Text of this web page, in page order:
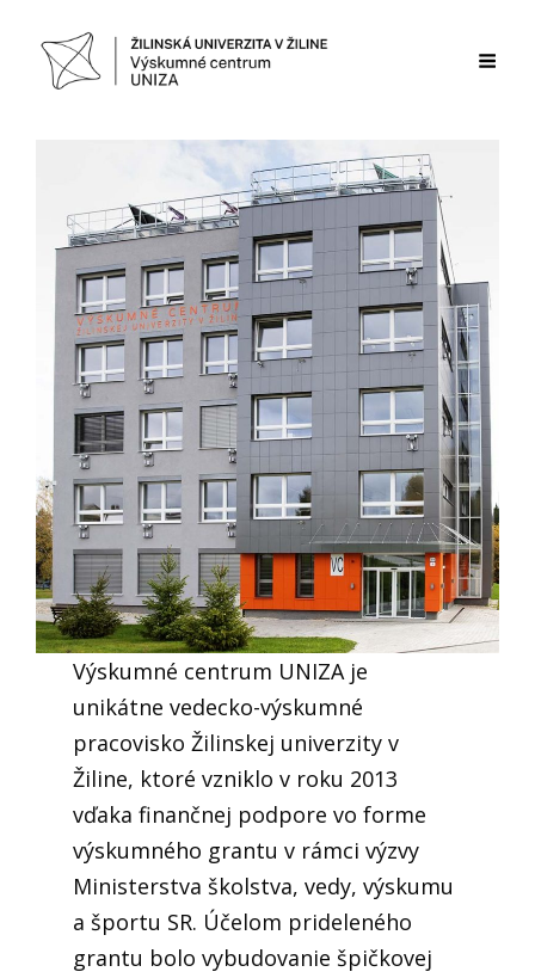
Výskumné centrum UNIZA je
unikátne vedecko-výskumné
pracovisko Žilinskej univerzity v
Žiline, ktoré vzniklo v roku 2013
vďaka finančnej podpore vo forme
výskumného grantu v rámci výzvy
Ministerstva školstva, vedy, výskumu
a športu SR. Účelom prideleného
grantu bolo vybudovanie špičkovej